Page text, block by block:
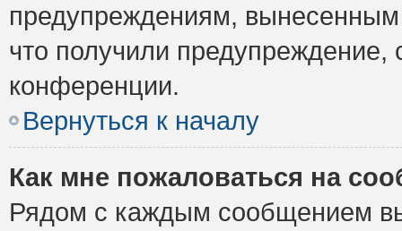
предупреждениям,
что получили предупреждение,
конференции.
Вернуться к началу
Как мне пожаловаться на
Рядом с каждым сообщением